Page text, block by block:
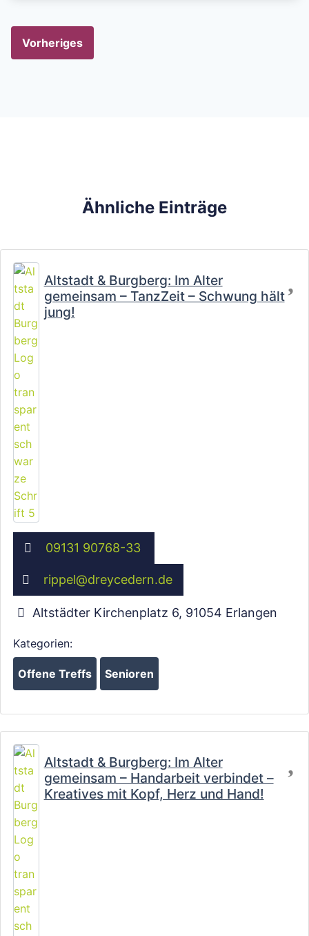
Wird geladen …
Vorheriges
Ähnliche Einträge
Altstadt & Burgberg: Im Alter
gemeinsam – TanzZeit – Schwung hält
jung!
09131 90768-33
rippel@dreycedern.de
Altstädter Kirchenplatz 6, 91054 Erlangen
Kategorien:
Offene Treffs Senioren
Altstadt & Burgberg: Im Alter
gemeinsam – Handarbeit verbindet –
Kreatives mit Kopf, Herz und Hand!